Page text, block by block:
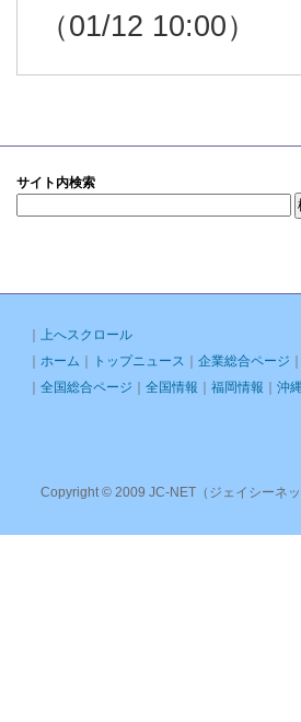
（01/12 10:00）
サイト内検索
上へスクロール
ホーム トップニュース 企業総合ページ
全国総合ページ 全国情報 福岡情報 沖
Copyright © 2009 JC-NET（ジェイシーネ